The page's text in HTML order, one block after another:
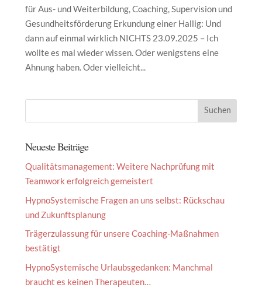
für Aus- und Weiterbildung, Coaching, Supervision und
Gesundheitsförderung Erkundung einer Hallig: Und
dann auf einmal wirklich NICHTS 23.09.2025 – Ich
wollte es mal wieder wissen. Oder wenigstens eine
Ahnung haben. Oder vielleicht...
Neueste Beiträge
Qualitätsmanagement: Weitere Nachprüfung mit
Teamwork erfolgreich gemeistert
HypnoSystemische Fragen an uns selbst: Rückschau
und Zukunftsplanung
Trägerzulassung für unsere Coaching-Maßnahmen
bestätigt
HypnoSystemische Urlaubsgedanken: Manchmal
braucht es keinen Therapeuten…